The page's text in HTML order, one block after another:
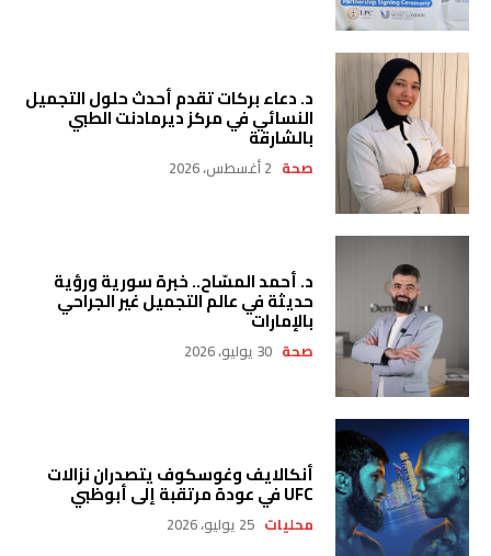
د. دعاء بركات تقدم أحدث حلول التجميل
النسائي في مركز ديرمادنت الطبي
بالشارقة
صحة 2 أغسطس، 2026
د. أحمد المسّاح.. خبرة سورية ورؤية
حديثة في عالم التجميل غير الجراحي
بالإمارات
صحة 30 يوليو، 2026
أنكالايف وغوسكوف يتصدران نزالات
UFC في عودة مرتقبة إلى أبوظبي
محليات 25 يوليو، 2026